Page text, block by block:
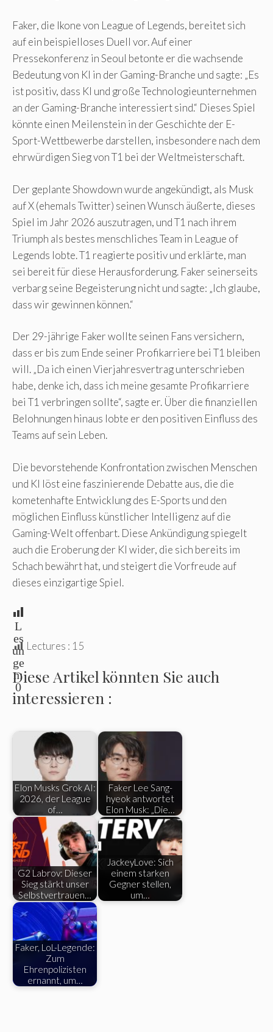
Faker, die Ikone von League of Legends, bereitet sich
auf ein beispielloses Duell vor. Auf einer
Pressekonferenz in Seoul betonte er die wachsende
Bedeutung von KI in der Gaming-Branche und sagte: „Es
ist positiv, dass KI und große Technologieunternehmen
an der Gaming-Branche interessiert sind.“ Dieses Spiel
könnte einen Meilenstein in der Geschichte der E-
Sport-Wettbewerbe darstellen, insbesondere nach dem
ehrwürdigen Sieg von T1 bei der Weltmeisterschaft.
Der geplante Showdown wurde angekündigt, als Musk
auf X (ehemals Twitter) seinen Wunsch äußerte, dieses
Spiel im Jahr 2026 auszutragen, und T1 nach ihrem
Triumph als bestes menschliches Team in League of
Legends lobte. T1 reagierte positiv und erklärte, man
sei bereit für diese Herausforderung. Faker seinerseits
verbarg seine Begeisterung nicht und sagte: „Ich glaube,
dass wir gewinnen können.“
Der 29-jährige Faker wollte seinen Fans versichern,
dass er bis zum Ende seiner Profikarriere bei T1 bleiben
will. „Da ich einen Vierjahresvertrag unterschrieben
habe, denke ich, dass ich meine gesamte Profikarriere
bei T1 verbringen sollte“, sagte er. Über die finanziellen
Belohnungen hinaus lobte er den positiven Einfluss des
Teams auf sein Leben.
Die bevorstehende Konfrontation zwischen Menschen
und KI löst eine faszinierende Debatte aus, die die
kometenhafte Entwicklung des E-Sports und den
möglichen Einfluss künstlicher Intelligenz auf die
Gaming-Welt offenbart. Diese Ankündigung spiegelt
auch die Eroberung der KI wider, die sich bereits im
Schach bewährt hat, und steigert die Vorfreude auf
dieses einzigartige Spiel.
L
es
un
ge
n:
0
Lectures : 15
Diese Artikel könnten Sie auch
interessieren :
Elon Musks Grok AI:
2026, der League
of…
Faker Lee Sang-
hyeok antwortet
Elon Musk: „Die…
G2 Labrov: Dieser
Sieg stärkt unser
Selbstvertrauen…
JackeyLove: Sich
einem starken
Gegner stellen,
um…
Faker, LoL-Legende:
Zum
Ehrenpolizisten
ernannt, um…